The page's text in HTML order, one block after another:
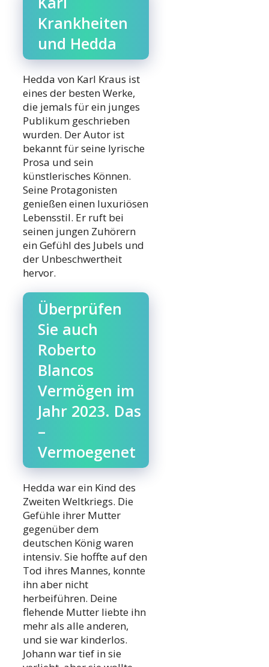
Krankheiten
und Hedda
Hedda von Karl Kraus ist
eines der besten Werke,
die jemals für ein junges
Publikum geschrieben
wurden. Der Autor ist
bekannt für seine lyrische
Prosa und sein
künstlerisches Können.
Seine Protagonisten
genießen einen luxuriösen
Lebensstil. Er ruft bei
seinen jungen Zuhörern
ein Gefühl des Jubels und
der Unbeschwertheit
hervor.
Überprüfen
Sie auch
Roberto
Blancos
Vermögen im
Jahr 2023. Das
–
Vermoegenet
Hedda war ein Kind des
Zweiten Weltkriegs. Die
Gefühle ihrer Mutter
gegenüber dem
deutschen König waren
intensiv. Sie hoffte auf den
Tod ihres Mannes, konnte
ihn aber nicht
herbeiführen. Deine
flehende Mutter liebte ihn
mehr als alle anderen,
und sie war kinderlos.
Johann war tief in sie